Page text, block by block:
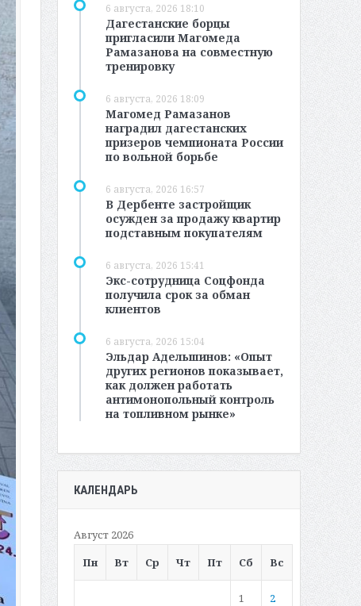
6 августа, 2026 18:10
Дагестанские борцы
пригласили Магомеда
Рамазанова на совместную
тренировку
6 августа, 2026 18:09
Магомед Рамазанов
наградил дагестанских
призеров чемпионата России
по вольной борьбе
6 августа, 2026 16:57
В Дербенте застройщик
осужден за продажу квартир
подставным покупателям
6 августа, 2026 15:41
Экс-сотрудница Соцфонда
получила срок за обман
клиентов
6 августа, 2026 15:04
Эльдар Адельшинов: «Опыт
других регионов показывает,
как должен работать
антимонопольный контроль
на топливном рынке»
КАЛЕНДАРЬ
Август 2026
Пн
Вт Ср Чт Пт Сб Вс
1 2